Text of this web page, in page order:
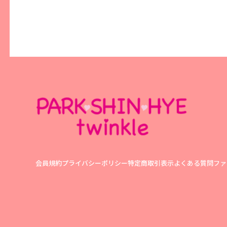
会員規約プライバシーポリシー特定商取引表示よくある質問フ